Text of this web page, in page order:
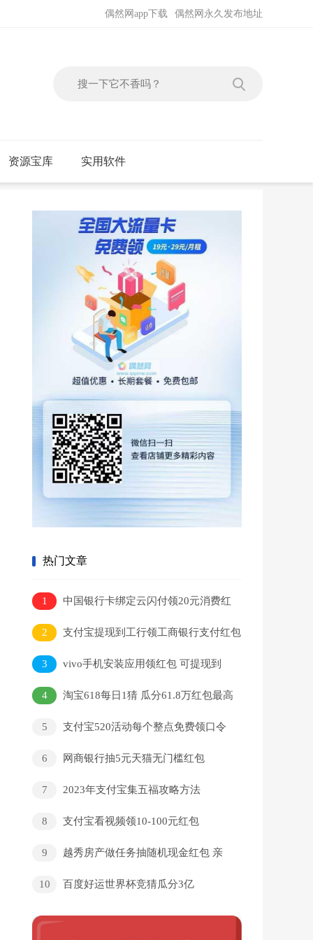
偶然网永久发布地址
偶然网app下载
资源宝库 实用软件
热门文章
1
中国银行卡绑定云闪付领20元消费红
包
2
支付宝提现到工行领工商银行支付红包
3
vivo手机安装应用领红包 可提现到
银行卡
4
淘宝618每日1猜 瓜分61.8万红包最高
5
支‪付‪宝520活‪动每个整点免费领口令
6
网商银行抽5元天猫无门槛红包
7 2023年支付宝集五福攻略方法
8 支付宝看视频领10-100元红包
9
越秀房产做任务抽随机现金红包 亲
10
百度好运世界杯竞猜瓜分3亿